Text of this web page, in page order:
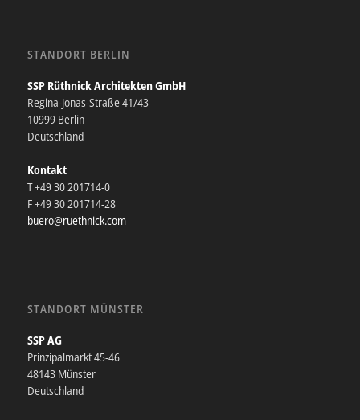
STANDORT BERLIN
SSP Rüthnick Architekten GmbH
Regina-Jonas-Straße 41/43
10999 Berlin
Deutschland
Kontakt
T +49 30 201714-0
F +49 30 201714-28
buero@ruethnick.com
STANDORT MÜNSTER
SSP AG
Prinzipalmarkt 45-46
48143 Münster
Deutschland